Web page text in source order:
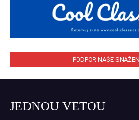
PODPOR NAŠE
JEDNOU VETOU